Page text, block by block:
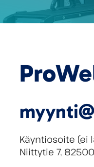
Käyntiosoite (ei
Niittytie 7,